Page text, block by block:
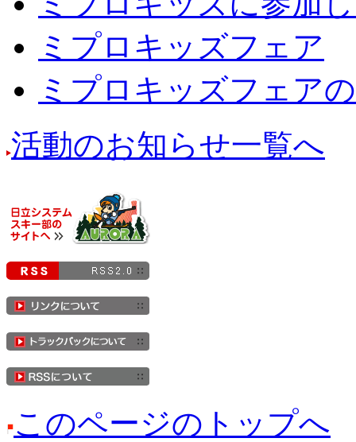
ミプロキッズフェア
ミプロキッズフェア
活動のお知らせ一覧へ
このページのトップへ